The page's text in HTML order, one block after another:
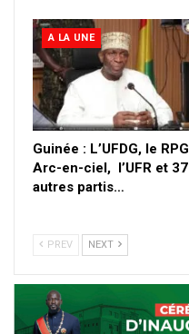
A LA UNE
Guinée : L’UFDG, le RPG
Arc-en-ciel, l’UFR et 37
autres partis…
PREV NEXT